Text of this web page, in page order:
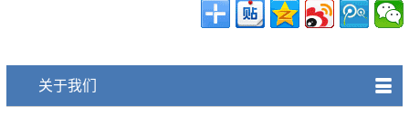
关于我们 󰀥